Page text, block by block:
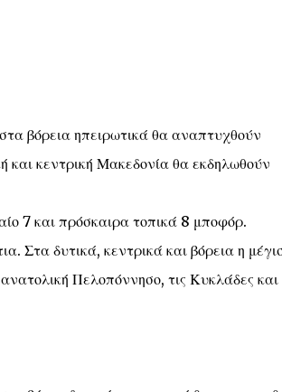
βόρεια ηπειρωτικά θα αναπτυχθούν
και κεντρική Μακεδονία θα εκδηλωθούν
7 και πρόσκαιρα τοπικά 8 μποφόρ.
Στα δυτικά, κεντρικά και βόρεια η
Πελοπόννησο, τις Κυκλάδες και